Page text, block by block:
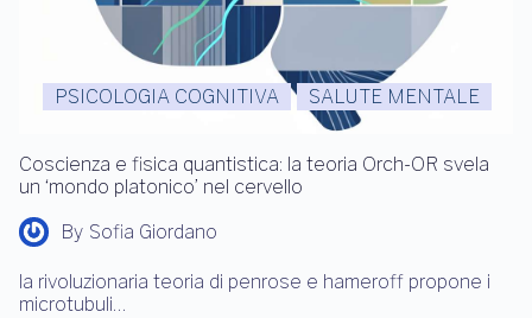
PSICOLOGIA COGNITIVA SALUTE MENTALE
Coscienza e fisica quantistica: la teoria Orch-OR svela
un ‘mondo platonico’ nel cervello
By Sofia Giordano
la rivoluzionaria teoria di penrose e hameroff propone i
microtubuli…